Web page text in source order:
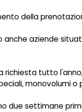
della
anche aziende
richiesta tutto
monovolumi o
due settimane